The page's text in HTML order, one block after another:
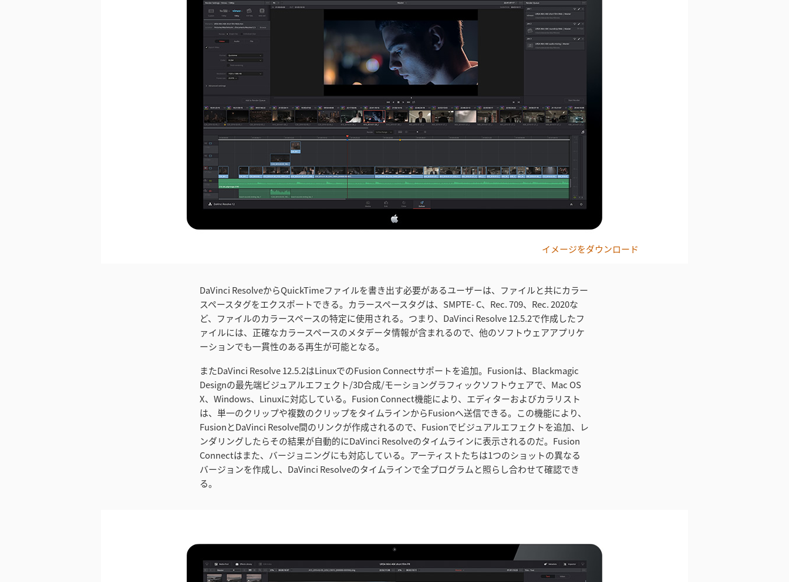
イメージをダウンロード
DaVinci ResolveからQuickTimeファイルを書き出す必要があるユーザーは、ファイルと共にカラー
スペースタグをエクスポートできる。カラースペースタグは、SMPTE- C、Rec. 709、Rec. 2020な
ど、ファイルのカラースペースの特定に使用される。つまり、DaVinci Resolve 12.5.2で作成したフ
ァイルには、正確なカラースペースのメタデータ情報が含まれるので、他のソフトウェアアプリケ
ーションでも一貫性のある再生が可能となる。
またDaVinci Resolve 12.5.2はLinuxでのFusion Connectサポートを追加。Fusionは、Blackmagic
Designの最先端ビジュアルエフェクト/3D合成/モーショングラフィックソフトウェアで、Mac OS
X、Windows、Linuxに対応している。Fusion Connect機能により、エディターおよびカラリスト
は、単一のクリップや複数のクリップをタイムラインからFusionへ送信できる。この機能により、
FusionとDaVinci Resolve間のリンクが作成されるので、Fusionでビジュアルエフェクトを追加、レ
ンダリングしたらその結果が自動的にDaVinci Resolveのタイムラインに表示されるのだ。Fusion
Connectはまた、バージョニングにも対応している。アーティストたちは1つのショットの異なる
バージョンを作成し、DaVinci Resolveのタイムラインで全プログラムと照らし合わせて確認でき
る。